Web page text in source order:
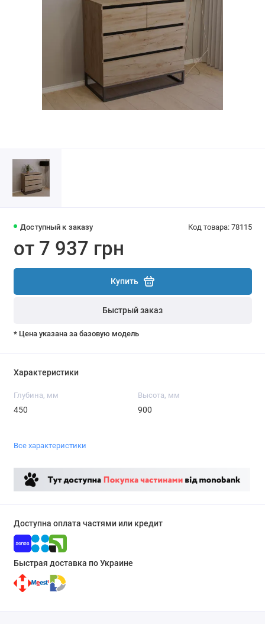
Доступный к заказу Код товара: 78115
от 7 937 грн
Купить
Быстрый заказ
* Цена указана за базовую модель
Характеристики
Глубина, мм
450
Высота, мм
900
Все характеристики
Доступна оплата частями или кредит
Быстрая доставка по Украине